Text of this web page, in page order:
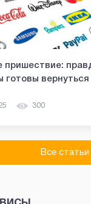
пришествие:
готовы
300
Все статьи